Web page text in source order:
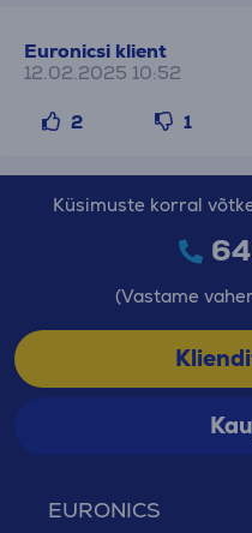
Euronicsi klient
12.02.2025 10:52
2 1
EURONICS
Küsimuste korral
(Vastame